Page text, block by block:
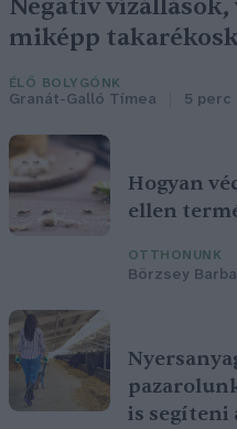
Negatív
miképp
ÉLŐ BOLYGÓNK
Granát-Galló Tímea 5 perc
Hogyan
ellen
OTTHONUNK
Börzsey
is segíteni